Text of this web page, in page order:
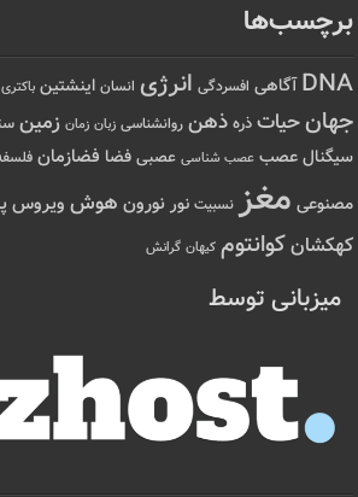
برچسب‌ها
DNA آگاهی افسردگی انرژی انسان اینشتین باکتری
جهانحیات ذره ذهن روانشناسی زبان زمان زمین
سیگنال عصب عصب شناسی عصبی فضا فضازمان
مصنوعی مغز نسبیت نور نورون هوش ویروس
کهکشانکوانتوم کیهان گرانش
میزبانی توسط